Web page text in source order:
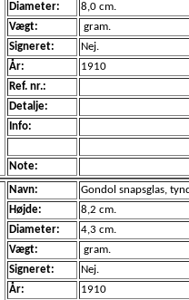
Diameter:
8,0 cm.
Vægt:
gram.
Signeret:
Nej.
År:
1910
Ref. nr.:
Detalje:
Info:
Note:
Navn:
Gondol snapsglas,
Højde:
8,2 cm.
Diameter:
4,3 cm.
Vægt:
gram.
Signeret:
Nej.
År:
1910